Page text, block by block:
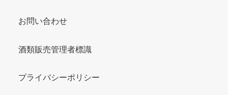
お問い合わせ
酒類販売管理者標識
プライバシーポリシー